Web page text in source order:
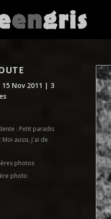
15 Nov 2011 | 3
: Petit paradis
aussi, j'ai de
photos
photo